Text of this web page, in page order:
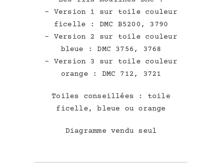
– Version 1 sur toile couleur
ficelle : DMC B5200, 3790
– Version 2 sur toile couleur
bleue : DMC 3756, 3768
– Version 3 sur toile couleur
orange : DMC 712, 3721
Toiles conseillées : toile
ficelle, bleue ou orange
Diagramme vendu seul